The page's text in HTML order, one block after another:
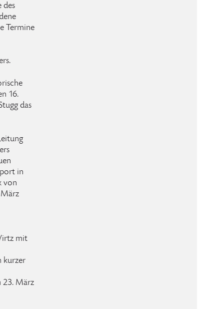
des
Termine
16.
das
in
von
März
mit
kurzer
23. März